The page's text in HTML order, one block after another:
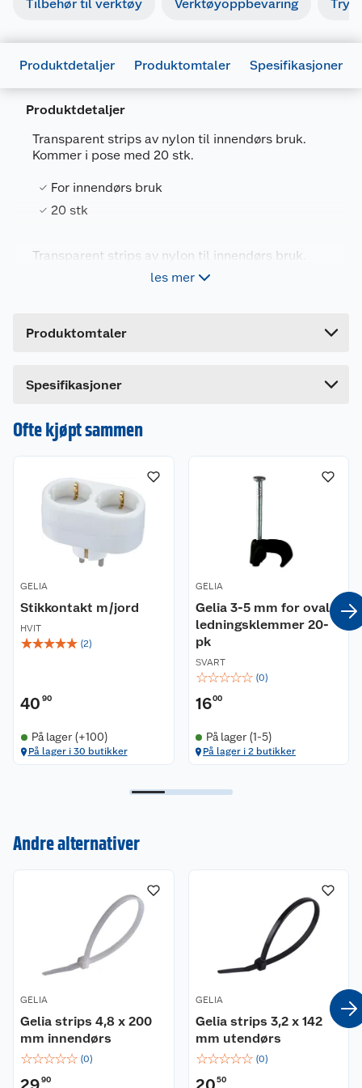
Tilbehør til verktøy Verktøyoppbevaring
Produktdetaljer Produktomtaler Spesifikasjoner
Produktdetaljer
Transparent strips av nylon til innendørs bruk.
Kommer i pose med 20 stk.
For innendørs bruk
20 stk
Transparent strips av nylon til innendørs bruk.
Kommer i pose med 20 stk. Mål: 2,5 x 100 mm.
les mer
Produktomtaler
Dette produktet har ikke fått noen omtale ennå.
en omtale.
Spesifikasjoner
Generelt
Artikkelnummer
Leverandørens artikkelnummer
Lengde
Ofte kjøpt sammen
GELIA
Stikkontakt m/jord
HVIT
☆☆☆☆☆ (2)
40 90
På lager (+100)
På lager i 30 butikker
GELIA
Gelia 3-5 mm for oval
ledningsklemmer 20-
pk
SVART
☆☆☆☆☆ (0)
1600
På lager (1-5)
På lager i 2 butikker
Andre alternativer
GELIA
Gelia strips 4,8 x 200
mm innendørs
☆☆☆☆☆ (0)
90
GELIA
Gelia strips 3,2 x 142
mm utendørs
☆☆☆☆☆ (0)
50
Nyheter
Våre merkevarer
Ledige stillinger
Bærekraft
Angre- og returrett
Reklamasjon og garanti
Ofte stilte spørsmål
Leveringsalternativer
Pakkesporing
Åpent kjøp
Coop medlem